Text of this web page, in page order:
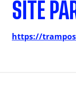
SITE
https://